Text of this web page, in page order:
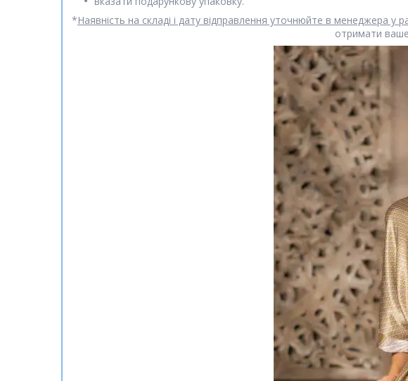
*Наявність на складі і дату відправлення уточнюйте в менеджера у
отримати